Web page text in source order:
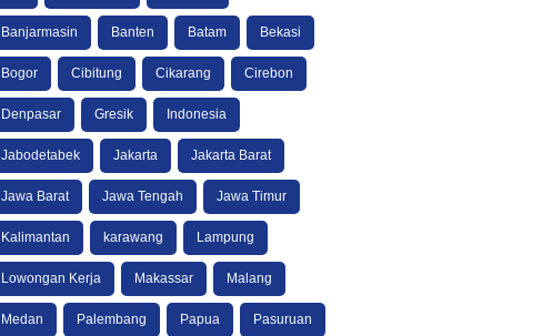
Banjarmasin Banten Batam Bekasi
Bogor Cibitung Cikarang Cirebon
Denpasar Gresik Indonesia
Jabodetabek Jakarta Jakarta Barat
Jawa Barat Jawa Tengah Jawa Timur
Kalimantan karawang Lampung
Lowongan Kerja Makassar Malang
Medan Palembang Papua Pasuruan